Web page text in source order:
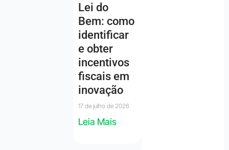
Lei do
Bem: como
identificar
e obter
incentivos
fiscais em
inovação
17 de julho de 2026
Leia Mais